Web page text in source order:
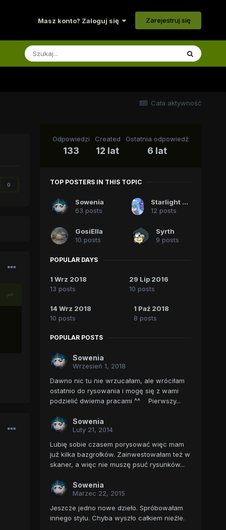
Masz konto? Zaloguj się Zarejestruj się
Cała aktywność
0
Odpowiedzi
133
Created
12 lat
Ostatnia odpowiedź
6 lat
TOP POSTERS IN THIS TOPIC
Sowenia
63 posts
Starlight Sparkle
12 posts
GosiElla
10 posts
Syrth
9 posts
POPULAR DAYS
1 Wrz 2018
13 posts
29 Lip 2016
10 posts
14 Wrz 2018
10 posts
1 Paź 2018
8 posts
POPULAR POSTS
Sowenia
Wrzesień 1, 2018
Dawno nic tu nie wrzucałam, ale wróciłam
ostatnio do rysowania i mogę się z wami
podzielić dwiema pracami ^^ Pierwszy...
Sowenia
Luty 21, 2014
Lubię sobie czasem porysować więc mam
już kilka bazgrołków. Zainwestowałam też w
skaner, a więc nie muszę psuć rysunków...
Sowenia
Marzec 22, 2015
Jeszcze jedno nowe dzieło. Spróbowałam
innego stylu. Chyba wyszło całkiem nieźle.